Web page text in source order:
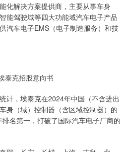
解决方案提供商，主要从事车身
能驾驶域等四大功能域汽车电子产品
汽车电子EMS（电子制造服务）和技
泰克招股意向书
，埃泰克在2024年中国（不含进出
身（域）控制器（含区域控制器）的
名第一，打破了国际汽车电子厂商的